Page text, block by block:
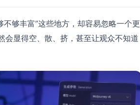
够丰富”这些地方，却容易忽略一个更
会显得空、散、挤，甚至让观众不知道